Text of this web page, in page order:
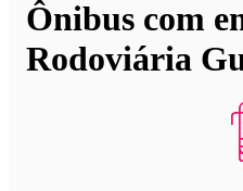
Ônibus com
Rodoviária